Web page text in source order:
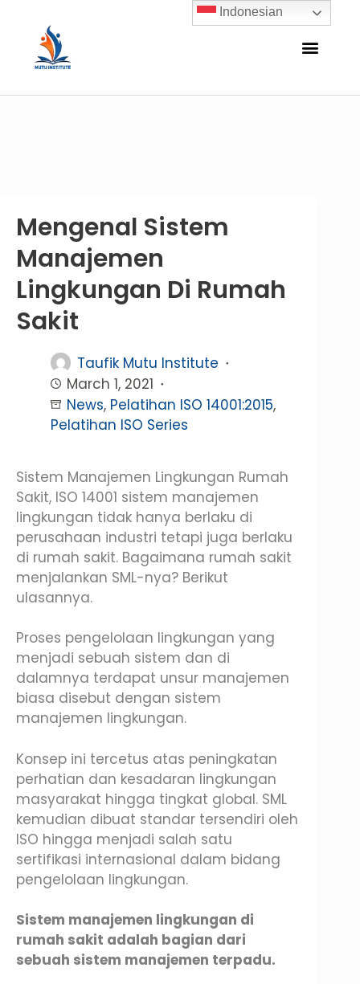
Mengenal Sistem
Manajemen
Lingkungan Di Rumah
Sakit
Taufik Mutu Institute
March 1, 2021
News, Pelatihan ISO 14001:2015,
Pelatihan ISO Series
Sistem Manajemen Lingkungan Rumah
Sakit, ISO 14001 sistem manajemen
lingkungan tidak hanya berlaku di
perusahaan industri tetapi juga berlaku
di rumah sakit. Bagaimana rumah sakit
menjalankan SML-nya? Berikut
ulasannya.
Proses pengelolaan lingkungan yang
menjadi sebuah sistem dan di
dalamnya terdapat unsur manajemen
biasa disebut dengan sistem
manajemen lingkungan.
Konsep ini tercetus atas peningkatan
perhatian dan kesadaran lingkungan
masyarakat hingga tingkat global. SML
kemudian dibuat standar tersendiri oleh
ISO hingga menjadi salah satu
sertifikasi internasional dalam bidang
pengelolaan lingkungan.
Sistem manajemen lingkungan di
rumah sakit adalah bagian dari
sebuah sistem manajemen terpadu.
Indonesian